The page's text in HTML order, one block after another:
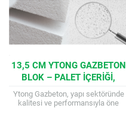
13,5 CM YTONG GAZBETON
BLOK – PALET İÇERIĞI,
ÖLÇÜLER VE ÜSTÜN YAPI
ÇÖZÜMLERI
Ytong Gazbeton, yapı sektöründe
kalitesi ve performansıyla öne